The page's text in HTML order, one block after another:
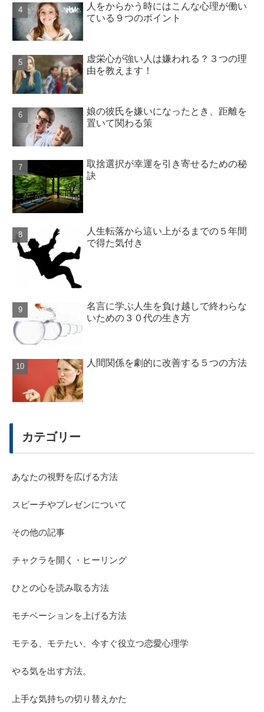
人をからかう時にはこんな心理が働い
ている９つのポイント
虚栄心が強い人は嫌われる？３つの理
由を教えます！
娘の彼氏を嫌いになったとき、距離を
置いて関わる策
取捨選択が幸運を引き寄せるための秘
訣
人生転落から這い上がるまでの５年間
で得た気付き
名言に学ぶ人生を負け越しで終わらな
いための３０代の生き方
人間関係を劇的に改善する５つの方法
カテゴリー
あなたの視野を広げる方法
スピーチやプレゼンについて
その他の記事
チャクラを開く・ヒーリング
ひとの心を読み取る方法
モチベーションを上げる方法
モテる、モテたい、今すぐ役立つ恋愛心理学
やる気を出す方法。
上手な気持ちの切り替えかた